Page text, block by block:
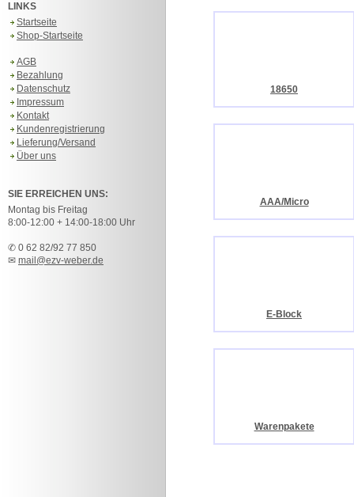
LINKS
Startseite
Shop-Startseite
AGB
Bezahlung
Datenschutz
Impressum
Kontakt
Kundenregistrierung
Lieferung/Versand
Über uns
SIE ERREICHEN UNS:
Montag bis Freitag
8:00-12:00 + 14:00-18:00 Uhr
✆ 0 62 82/92 77 850
✉ mail@ezv-weber.de
18650
AAA/Micro
E-Block
Warenpakete